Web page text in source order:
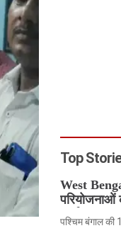
Top
West
परियोजनाओं
कार्य
पश्चिम बंगाल की